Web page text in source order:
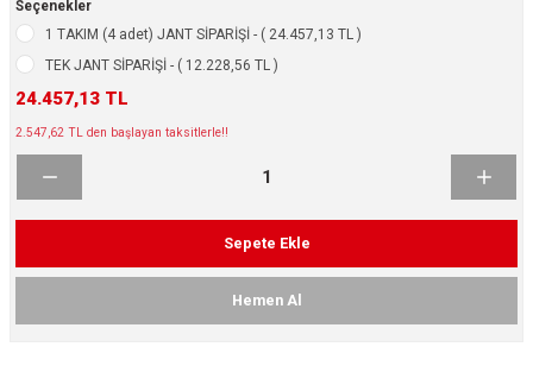
Seçenekler
1 TAKIM (4 adet) JANT SİPARİŞİ - ( 24.457,13 TL )
TEK JANT SİPARİŞİ - ( 12.228,56 TL )
24.457,13 TL
2.547,62 TL den başlayan taksitlerle!!
Sepete Ekle
Hemen Al